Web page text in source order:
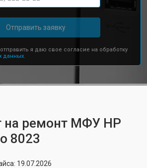
Отправить заявку
я даю свое согласие на обработку
данных.
на ремонт МФУ HP
8023
19.07.2026